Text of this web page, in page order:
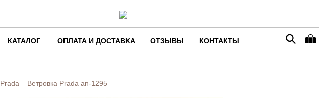
КАТАЛОГ ОПЛАТА И ДОСТАВКА ОТЗЫВЫ КОНТАКТЫ
Prada Ветровка Prada an-1295